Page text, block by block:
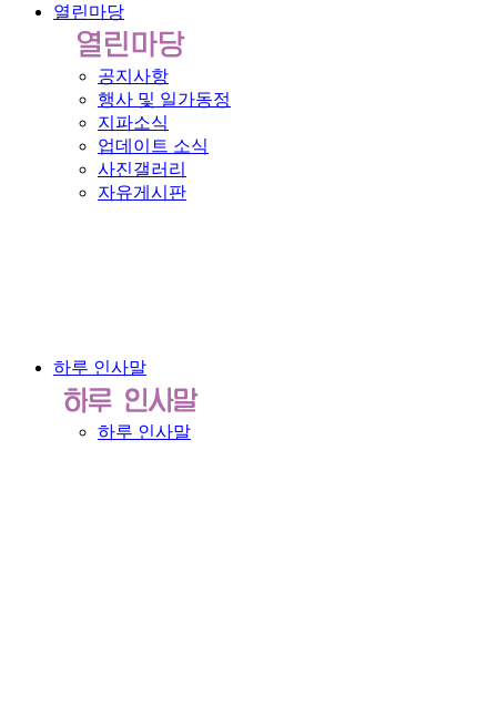
열린마당
공지사항
행사 및 일가동정
지파소식
업데이트 소식
사진갤러리
자유게시판
하루 인사말
하루 인사말